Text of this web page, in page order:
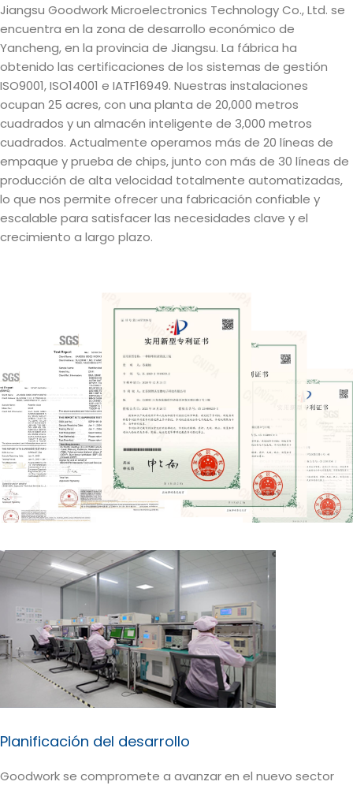
Jiangsu Goodwork Microelectronics Technology Co., Ltd. se
encuentra en la zona de desarrollo económico de
Yancheng, en la provincia de Jiangsu. La fábrica ha
obtenido las certificaciones de los sistemas de gestión
ISO9001, ISO14001 e IATF16949. Nuestras instalaciones
ocupan 25 acres, con una planta de 20,000 metros
cuadrados y un almacén inteligente de 3,000 metros
cuadrados. Actualmente operamos más de 20 líneas de
empaque y prueba de chips, junto con más de 30 líneas de
producción de alta velocidad totalmente automatizadas,
lo que nos permite ofrecer una fabricación confiable y
escalable para satisfacer las necesidades clave y el
crecimiento a largo plazo.
Planificación del desarrollo
Goodwork se compromete a avanzar en el nuevo sector